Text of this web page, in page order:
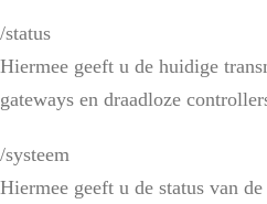
/status
Hiermee geeft u de huidige
gateways en draadloze
/systeem
Hiermee geeft u de status van